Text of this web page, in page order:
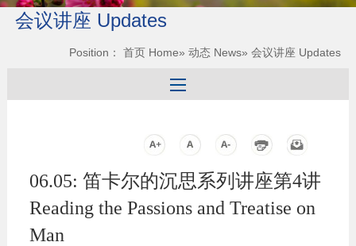
会议讲座 Updates
Position：首页 Home»动态 News» 会议讲座 Updates
06.05: 笛卡尔的沉思系列讲座第4讲
Reading the Passions and Treatise on
Man